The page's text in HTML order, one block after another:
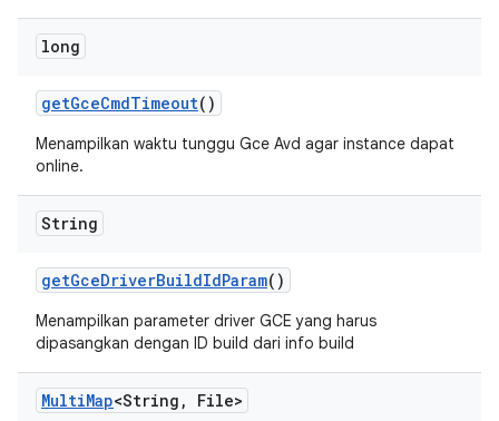
long
getGceCmdTimeout()
Menampilkan waktu tunggu Gce Avd agar instance dapat
online.
String
getGceDriverBuildIdParam()
Menampilkan parameter driver GCE yang harus
dipasangkan dengan ID build dari info build
MultiMap<String , File>